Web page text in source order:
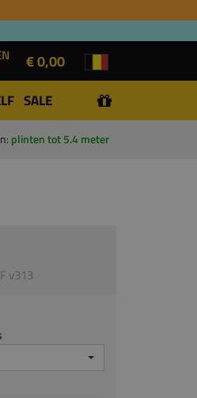
€ 0,00
SALE
plinten tot 5.4 meter
v313